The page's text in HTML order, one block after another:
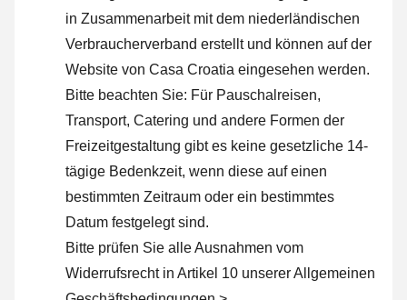
in Zusammenarbeit mit dem niederländischen
Verbraucherverband erstellt und können auf der
Website von Casa Croatia eingesehen werden.
Bitte beachten Sie: Für Pauschalreisen,
Transport, Catering und andere Formen der
Freizeitgestaltung gibt es keine gesetzliche 14-
tägige Bedenkzeit, wenn diese auf einen
bestimmten Zeitraum oder ein bestimmtes
Datum festgelegt sind.
Bitte prüfen Sie alle Ausnahmen vom
Widerrufsrecht in Artikel 10 unserer Allgemeinen